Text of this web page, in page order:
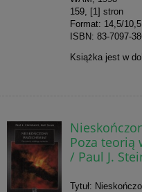
159, [1] stron
Format: 14,5/
ISBN: 83-7097-
Książka jest w
Poza teorią
/ Paul J.
Tytuł: